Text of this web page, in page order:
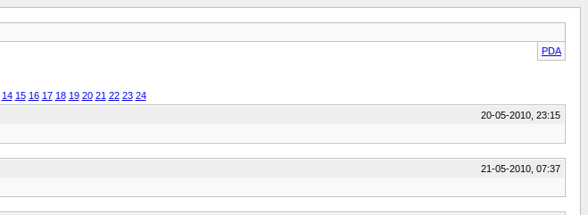
PDA
14 15 16 17 18 19 20 21 22 23 24
20-05-2010, 23:15
21-05-2010, 07:37